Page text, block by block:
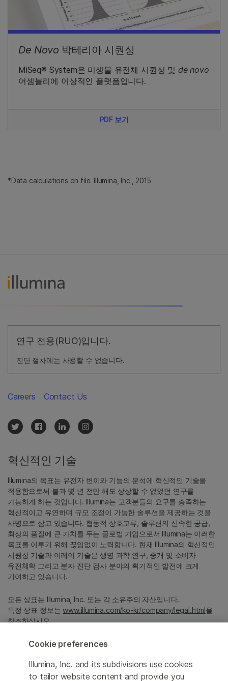
De Novo 박테리아 시퀀싱
MiSeq® System은 미생물 유전체 시퀀싱 및 de novo
어셈블리에 이상적인 플랫폼입니다.
PDF 보기
*Data calculations on file. Illumina, Inc., 2015
연구 전용(RUO)입니다.
진단 절차에는 사용할 수 없습니다.
혁신적인 기술
Illumina의 목표는 유전자 변이와 기능의 분석에 혁신적인 기술을
적용함으로써 불과 몇 년 전만 해도 상상할 수 없었던 연구를
가능하게 하는 것입니다. Illumina는 고객분들의 요구를 충족하는
혁신적이고 유연하며 규모 조정이 가능한 솔루션을 제공하는 것을
사명으로 삼고 있습니다. 협동적 상호교류, 솔루션의 신속한 공급,
최상의 품질에 큰 가치를 두는 글로벌 기업으로서 Illumina는 이러한
목표를 이루기 위해 끊임없이 노력합니다. 현재 Illumina의 혁신적인
시퀀싱 기술과 어레이 기술은 생명 과학 연구, 중개 및 소비자
유전체학 그리고 분자 진단 검사 분야의 획기적인 발전에 크게
기여하고 있습니다.
모든 상표는 Illumina, Inc. 또는 각 소유주의 자산입니다.
특정 상표 정보는www.illumina.com/ko-kr/company/legal.html을
참조하십시오.
Privacy Policy
Careers Contact Us
Cookie preferences
Illumina, Inc. and its subdivisions use cookies
to tailor website content and provide you